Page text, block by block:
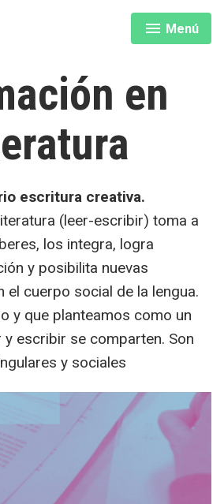
Menú
expandido
cerrado
en
escritura creativa.
(leer-escribir) toma a
los integra, logra
y posibilita nuevas
el cuerpo social de la lengua.
y que planteamos como un
y escribir se comparten. Son
y sociales